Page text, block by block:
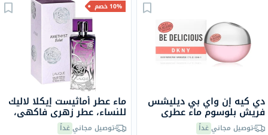
دي كيه إن واي بي ديليشس
فريش بلوسوم ماء عطري
للنساء - عطر زهري 100 مل
توصيل مجانيغداً
10% خصم
ماء عطر أماثيست إيكلا لاليك
للنساء، عطر زهري فاكهي،
100 ملتوصيل مجانيغداً